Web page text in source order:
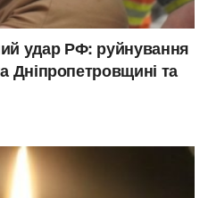
удар РФ: руйнування
Дніпропетровщині та